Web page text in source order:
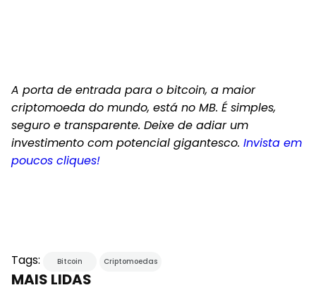
A porta de entrada para o bitcoin, a maior
criptomoeda do mundo, está no MB. É simples,
seguro e transparente. Deixe de adiar um
investimento com potencial gigantesco. Invista em
poucos cliques!
Tags: Bitcoin Criptomoedas
MAIS LIDAS